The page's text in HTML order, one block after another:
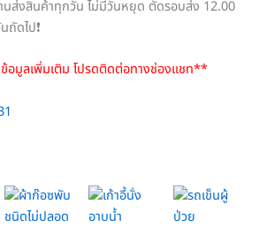
านส่งสินค้าทุกวัน ไม่มีวันหยุด ตัดรอบส่ง 12.00
ดไป❗
อมูลเพิ่มเติม โปรดติดต่อทางช่องแชท**